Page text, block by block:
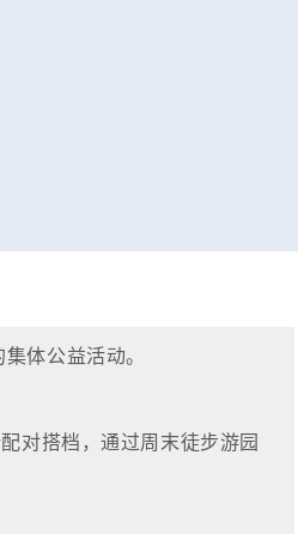
体公益活动。
对搭档，通过周末徒步游园